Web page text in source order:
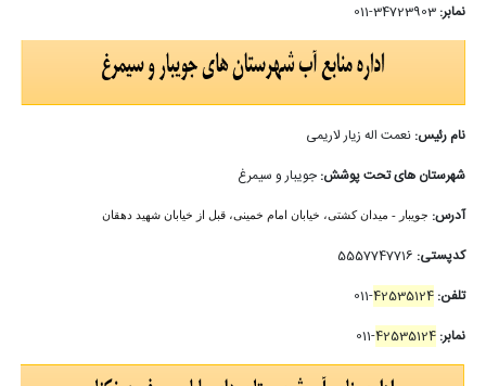
نمابر:34723903-011
نام رئیس: نعمت اله زیار لاریمی
شهرستان های تحت پوشش:جویبار و سیمرغ
آدرس: جویبار - میدان کشتی، خیابان امام خمینی، قبل از خیابان شهید دهقان
کدپستی:
تلفن:42535124
-011
نمابر:42535124
-011